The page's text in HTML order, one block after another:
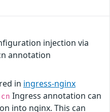
injection via
annotation
in ingress-nginx
Ingress annotation can
into nginx. This can